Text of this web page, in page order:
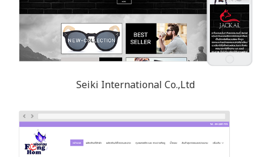
Seiki International Co.,Ltd